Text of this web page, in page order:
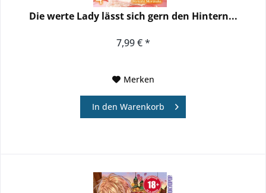
Die werte Lady lässt sich gern den Hintern...
7,99 € *
Merken
In den Warenkorb